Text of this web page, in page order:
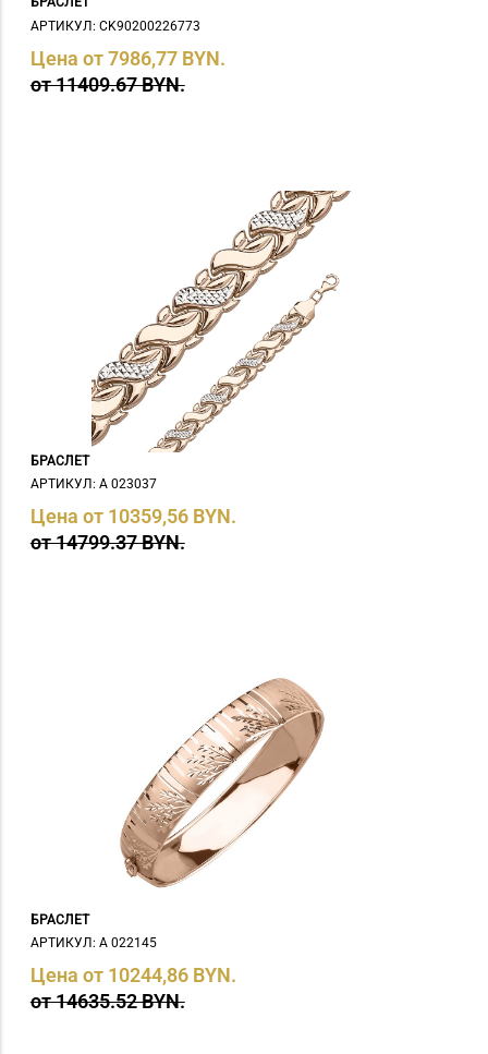
АРТИКУЛ: СK90200226773
Цена от 7986,77 BYN.
от 11409.67 BYN.
БРАСЛЕТ
АРТИКУЛ: А 023037
Цена от 10359,56 BYN.
от 14799.37 BYN.
БРАСЛЕТ
АРТИКУЛ: А 022145
Цена от 10244,86 BYN.
от 14635.52 BYN.